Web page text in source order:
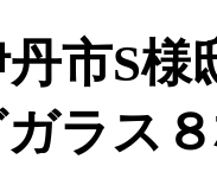
丹市S
ラス